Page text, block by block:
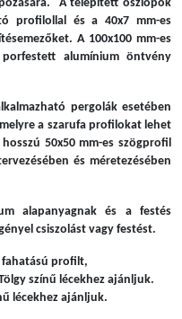
A telepített oszlopok
profilollal és a 40x7 mm-es
A 100x100 mm-es
porfestett alumínium öntvény
pergolák esetében
a szarufa profilokat lehet
50x50 mm-es szögprofil
és méretezésében
alapanyagnak és a festés
csiszolást vagy festést.
fahatású profilt,
színű lécekhez ajánljuk.
lécekhez ajánljuk.